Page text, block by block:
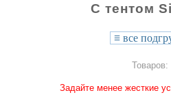
С тентом
≡ все
Товаров:
Задайте менее жесткие